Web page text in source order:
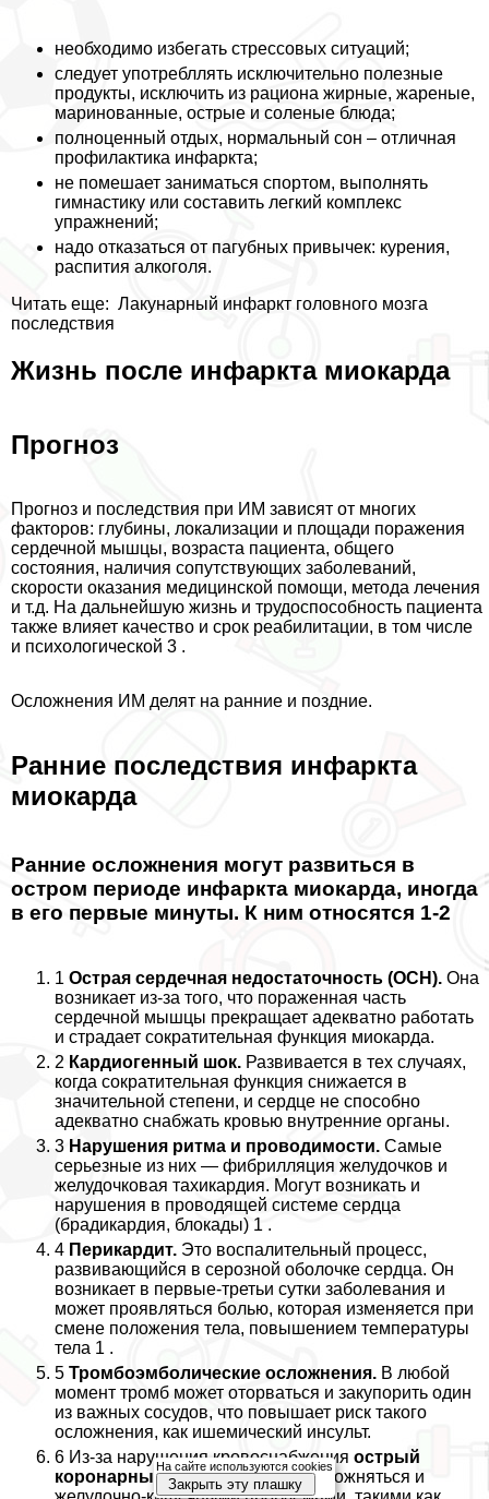
необходимо избегать стрессовых ситуаций;
следует употрeбллять исключительно полезные
продукты, исключить из рациона жирные, жареные,
маринованные, острые и соленые блюда;
полноценный отдых, нормальный сон – отличная
профилактика инфаркта;
не помешает заниматься спортом, выполнять
гимнастику или составить легкий комплекс
упражнений;
надо отказаться от пагубных привычек: курения,
распития алкоголя.
Читать еще: Лакунарный инфаркт головного мозга
последствия
Жизнь после инфаркта миокарда
Прогноз
Прогноз и последствия при ИМ зависят от многих
факторов: глубины, локализации и площади поражения
сердечной мышцы, возраста пациента, общего
состояния, наличия сопутствующих заболеваний,
скорости оказания медицинской помощи, метода лечения
и т.д. На дальнейшую жизнь и трудоспособность пациента
также влияет качество и срок реабилитации, в том числе
и психологической 3 .
Осложнения ИМ делят на ранние и поздние.
Ранние последствия инфаркта
миокарда
Ранние осложнения могут развиться в
остром периоде инфаркта миокарда, иногда
в его первые минуты. К ним относятся 1-2
1 Острая сердечная недостаточность (ОСН). Она
возникает из-за того, что пораженная часть
сердечной мышцы прекращает адекватно работать
и страдает сократительная функция миокарда.
2 Кардиогенный шок. Развивается в тех случаях,
когда сократительная функция снижается в
значительной степени, и сердце не способно
адекватно снабжать кровью внутренние органы.
3 Нарушения ритма и проводимости. Самые
серьезные из них — фибрилляция желудочков и
желудочковая тахикардия. Могут возникать и
нарушения в проводящей системе сердца
(брадикардия, блокады) 1 .
4 Перикардит. Это воспалительный процесс,
развивающийся в серозной оболочке сердца. Он
возникает в первые-третьи сутки заболевания и
может проявляться болью, которая изменяется при
смене положения тела, повышением температуры
тела 1 .
5 Тромбоэмболические осложнения. В любой
момент тромб может оторваться и закупорить один
из важных сосудов, что повышает риск такого
осложнения, как ишемический инсульт.
6 Из-за нарушения кровоснабжения острый
коронарный синдромможет осложняться и
На сайте используются cookies
Закрыть эту плашку